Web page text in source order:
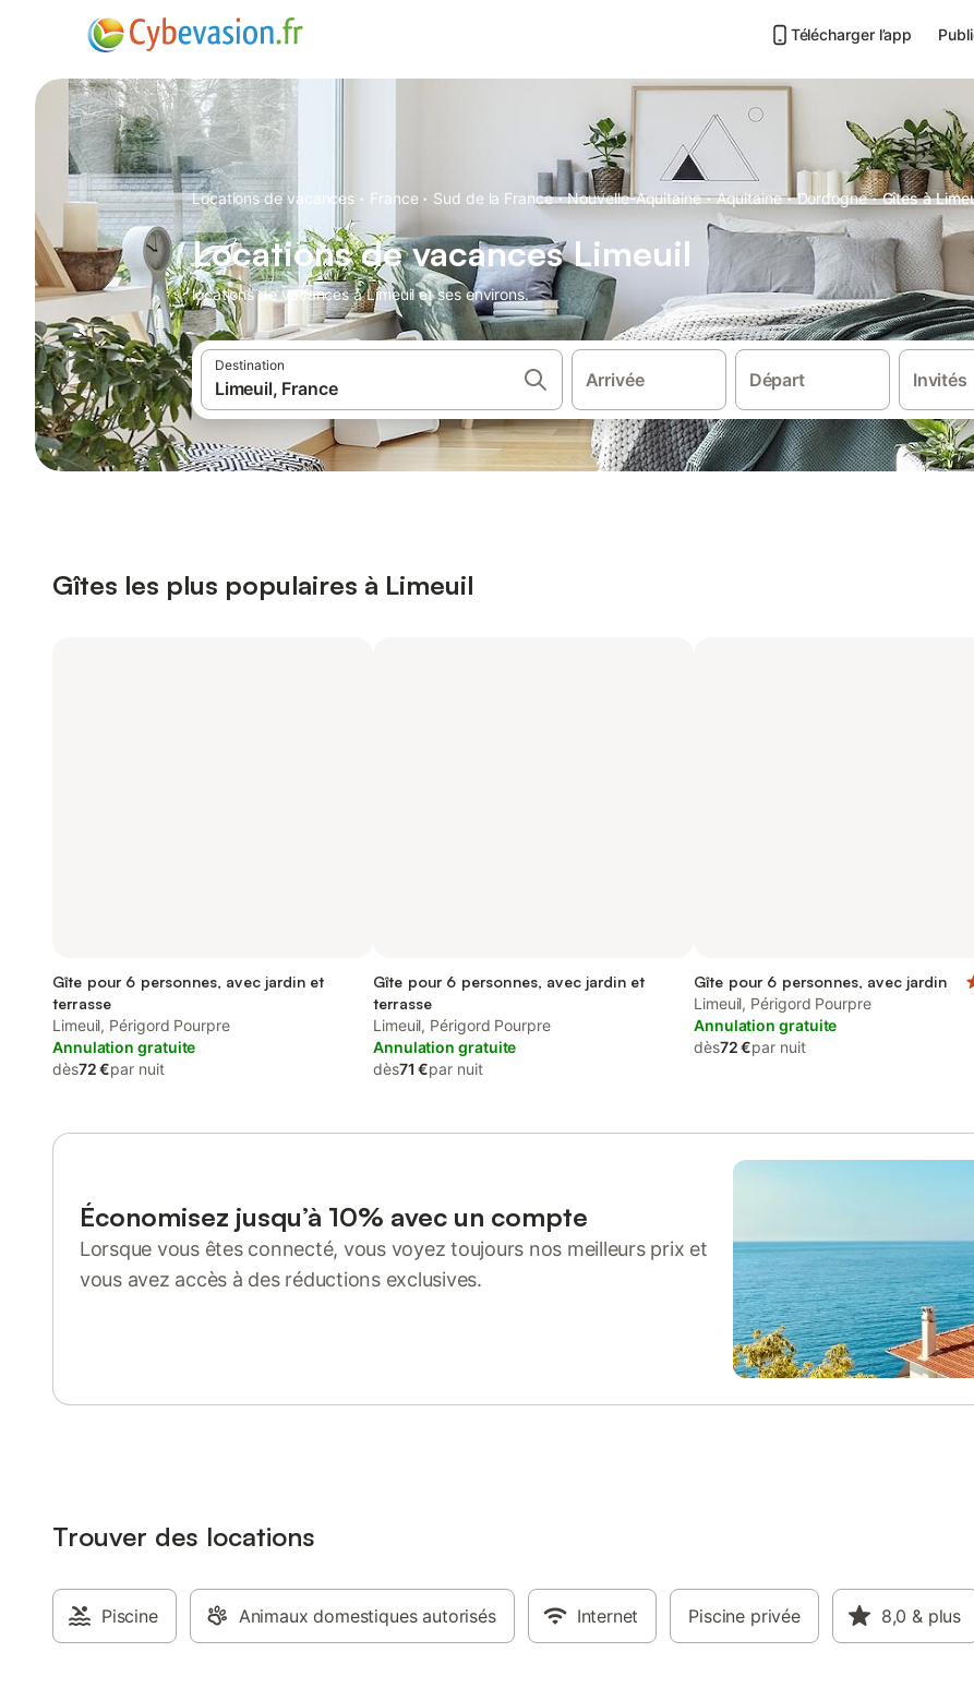
Télécharger l’app
Locations de vacances · France · Sud de la France · Nouvelle-Aquitaine · Aquitaine · Dordogne · Gîtes à
Locations de vacances Limeuil
locations de vacances à Limeuil et ses environs.
Destination
Arrivée Départ Invités
Gîtes les plus populaires à Limeuil
Gîte pour 6 personnes, avec jardin et
terrasse
Limeuil, Périgord Pourpre
Annulation gratuite
dès72 €par nuit
Gîte pour 6 personnes, avec jardin et
terrasse
Limeuil, Périgord Pourpre
Annulation gratuite
dès71 €par nuit
Gîte pour 6 personnes, avec jardin
Limeuil, Périgord Pourpre
Annulation gratuite
dès72 €par nuit
Économisez jusqu’à 10% avec un compte
Lorsque vous êtes connecté, vous voyez toujours nos meilleurs prix et
vous avez accès à des réductions exclusives.
Trouver des locations
Piscine Animaux domestiques autorisés Internet Piscine privée 8,0 & plus